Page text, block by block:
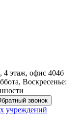
4 этаж, офис 404б
Воскресенье:
звонок
учреждений